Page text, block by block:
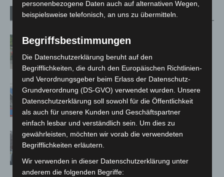
Verwandte Artikel Mehr vom Autor
Region Hannover: 21 neue
Kreuz
Mann läuft mit Hockeyschläger über
A7 – Polizei sucht Zeugen
Celle: Mensch stirbt bei Bagger-Unfall
auf Baustelle
personenbezogene Daten auch auf alternativen Wegen,
beispielsweise telefonisch, an uns zu übermitteln.
Begriffsbestimmungen
Die Datenschutzerklärung beruht auf den
Begrifflichkeiten, die durch den Europäischen Richtlinien-
und Verordnungsgeber beim Erlass der Datenschutz-
Grundverordnung (DS-GVO) verwendet wurden. Unsere
Datenschutzerklärung soll sowohl für die Öffentlichkeit
als auch für unsere Kunden und Geschäftspartner
einfach lesbar und verständlich sein. Um dies zu
gewährleisten, möchten wir vorab die verwendeten
Begrifflichkeiten erläutern.
Wir verwenden in dieser Datenschutzerklärung unter
anderem die folgenden Begriffe: